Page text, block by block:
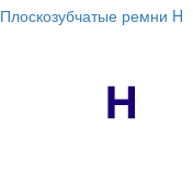
Плоскозубчатые ремни H